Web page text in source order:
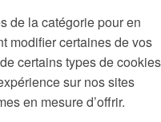
de la catégorie pour en
modifier certaines de vos
certains types de cookies
sur nos sites
en mesure d’offrir.